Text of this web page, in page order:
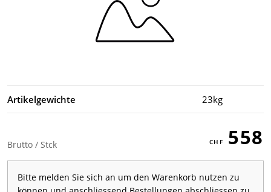
Artikelgewichte 23kg
Brutto / Stck 558
Bitte melden Sie sich an um den Warenkorb nutzen zu